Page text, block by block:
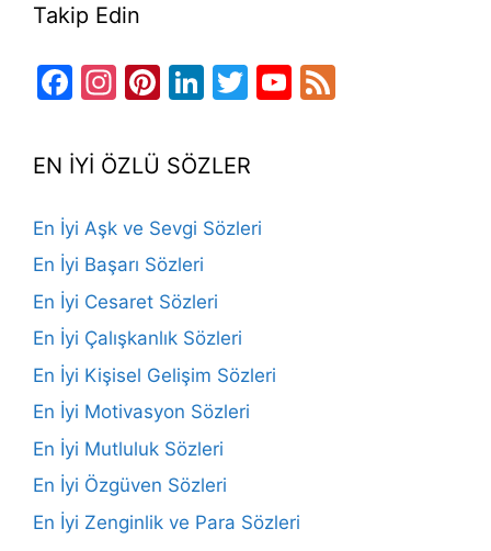
Takip Edin
Facebook
Instagram
Pinterest
LinkedIn
TwitterYouTube
EN İYİ ÖZLÜ SÖZLER
En İyi Aşk ve Sevgi Sözleri
En İyi Başarı Sözleri
En İyi Cesaret Sözleri
En İyi Çalışkanlık Sözleri
En İyi Kişisel Gelişim Sözleri
En İyi Motivasyon Sözleri
En İyi Mutluluk Sözleri
En İyi Özgüven Sözleri
En İyi Zenginlik ve Para Sözleri